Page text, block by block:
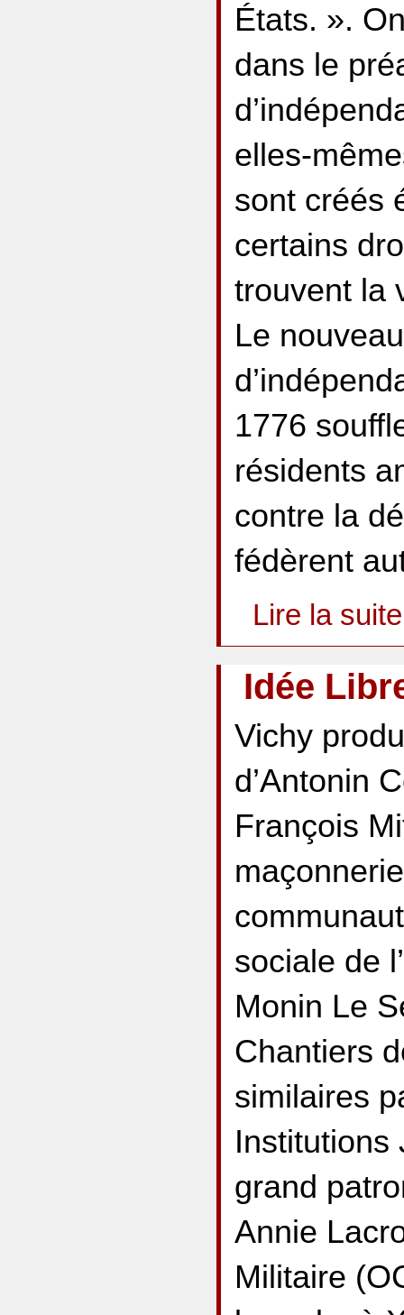
États. ».
dans le
elles-
sont créés
certains
trouvent la
Le
1776
résidents
contre la
fédèrent
Lire la
Idée
Vichy
d’Antonin
François
sociale de
Monin Le
Chantiers
similaires
Institutions
grand
Annie
Militaire